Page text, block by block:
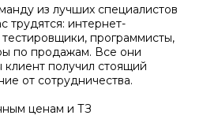
из лучших специалистов
трудятся: интернет-
программисты,
по продажам. Все они
клиент получил стоящий
от сотрудничества.
ценам и ТЗ